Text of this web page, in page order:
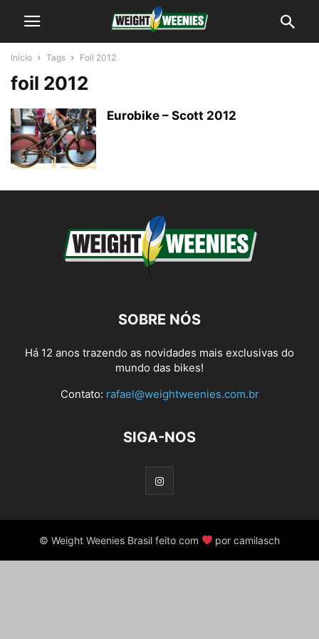
Início Tags Foil 2012
foil 2012
Eurobike – Scott 2012
SOBRE NÓS
Há 12 anos trazendo as novidades mais exclusivas do
mundo das bikes!
Contato: rafael@weightweenies.com.br
SIGA-NOS
© Weight Weenies Brasil feito com por camilasch